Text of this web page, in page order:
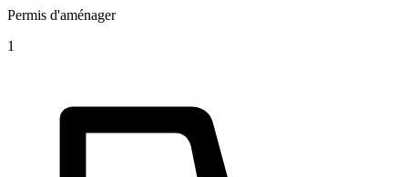
Permis d'aménager
1